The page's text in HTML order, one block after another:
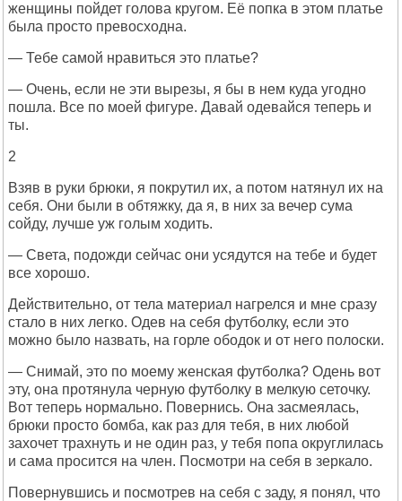
женщины пойдет голова кругом. Её попка в этом платье
была просто превосходна.
— Тебе самой нравиться это платье?
— Очень, если не эти вырезы, я бы в нем куда угодно
пошла. Все по моей фигуре. Давай одевайся теперь и
ты.
2
Взяв в руки брюки, я покрутил их, а потом натянул их на
себя. Они были в обтяжку, да я, в них за вечер сума
сойду, лучше уж голым ходить.
— Света, подожди сейчас они усядутся на тебе и будет
все хорошо.
Действительно, от тела материал нагрелся и мне сразу
стало в них легко. Одев на себя футболку, если это
можно было назвать, на горле ободок и от него полоски.
— Снимай, это по моему женская футболка? Одень вот
эту, она протянула черную футболку в мелкую сеточку.
Вот теперь нормально. Повернись. Она засмеялась,
брюки просто бомба, как раз для тебя, в них любой
захочет трахнуть и не один раз, у тебя попа округлилась
и сама просится на член. Посмотри на себя в зеркало.
Повернувшись и посмотрев на себя с заду, я понял, что